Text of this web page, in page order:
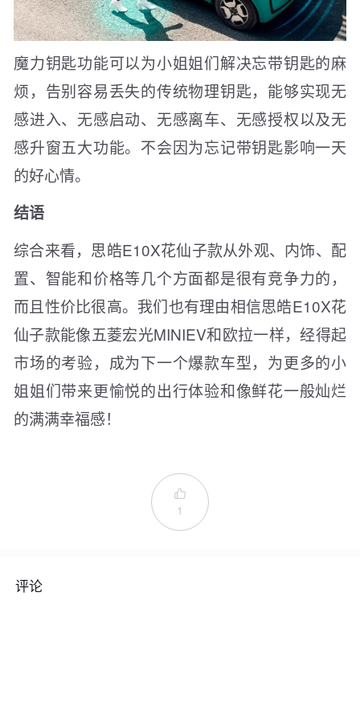
魔力钥匙功能可以为小姐姐们解决忘带钥匙的麻
烦，告别容易丢失的传统物理钥匙，能够实现无
感进入、无感启动、无感离车、无感授权以及无
感升窗五大功能。不会因为忘记带钥匙影响一天
的好心情。
结语
综合来看，思皓E10X花仙子款从外观、内饰、配
置、智能和价格等几个方面都是很有竞争力的，
而且性价比很高。我们也有理由相信思皓E10X花
仙子款能像五菱宏光MINIEV和欧拉一样，经得起
市场的考验，成为下一个爆款车型，为更多的小
姐姐们带来更愉悦的出行体验和像鲜花一般灿烂
的满满幸福感！

1
评论